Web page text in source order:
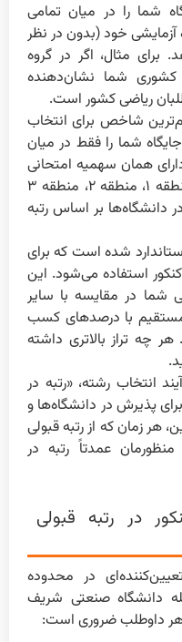
شما را در میان تمامی
آزمایشی خود (بدون در نظر
مثال، اگر در گروه
کشوری شما نشان‌دهنده
ریاضی کشور است.
شاخص برای انتخاب
شما را فقط در میان
همان سهمیه امتحانی
شما هستند (مثلاً سهمیه منطقه ۱، منطقه ۲، منطقه ۳
دانشگاه‌ها بر اساس رتبه
شده است که برای
استفاده می‌شود. این
در مقایسه با سایر
با درصدهای کسب
چه تراز بالاتری داشته
انتخاب رشته، «رتبه در
پذیرش در دانشگاه‌ها و
هر زمان که از رتبه قبولی
عمدتاً رتبه در
در رتبه قبولی
در محدوده
دانشگاه صنعتی شریف
هر داوطلب ضروری است: